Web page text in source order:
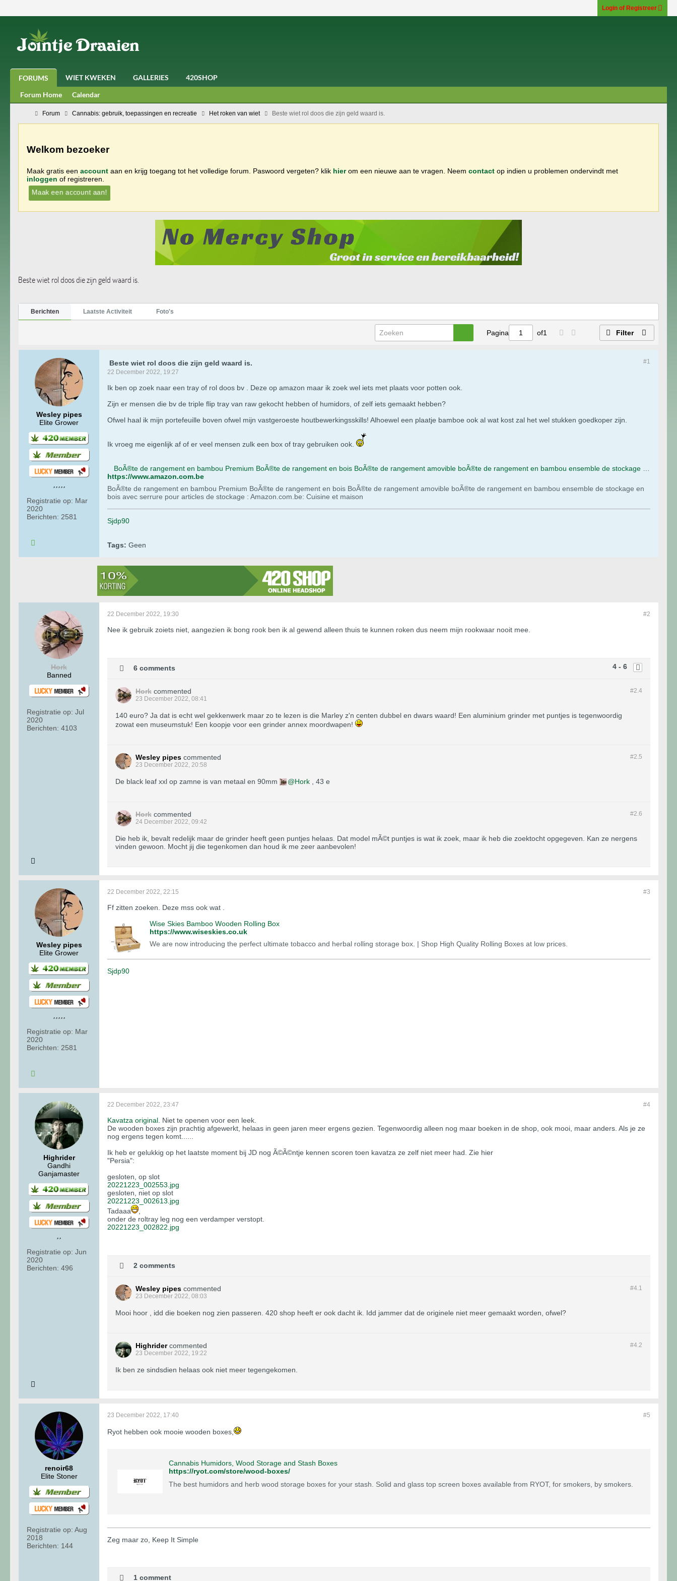
Login of Registreer
FORUMS WIET KWEKEN GALLERIES
420SHOP
Forum Home
Calendar
Forum Cannabis: gebruik, toepassingen en recreatie Het roken van wiet Beste wiet rol doos die zijn geld waard is.
Welkom bezoeker
Maak gratis een account aan en krijg toegang tot het volledige forum. Paswoord vergeten? klik hierom een nieuwe aan te vragen. Neem contact op indien u problemen ondervindt met
inloggen of registreren.
Maak een account aan!
Beste wiet rol doos die zijn geld waard is.
Berichten Laatste Activiteit Foto's
Pagina of1 Filter
Wesley pipes
Elite Grower
Registratie op: Mar
2020
Berichten: 2581
#1
Beste wiet rol doos die zijn geld waard is.
22 December 2022, 19:27
Ik ben op zoek naar een tray of rol doos bv . Deze op amazon maar ik zoek wel iets met plaats voor potten ook.
Zijn er mensen die bv de triple flip tray van raw gekocht hebben of humidors, of zelf iets gemaakt hebben?
Ofwel haal ik mijn portefeuille boven ofwel mijn vastgeroeste houtbewerkingsskills! Alhoewel een plaatje bamboe ook al wat kost zal het wel stukken goedkoper zijn.
Ik vroeg me eigenlijk af of er veel mensen zulk een box of tray gebruiken ook.
https://www.amazon.com.be
BoÃ®te de rangement en bambou Premium BoÃ®te de rangement en bois BoÃ®te de rangement amovible boÃ®te de rangement en bambou ensemble de stockage en
bois avec serrure pour articles de stockage : Amazon.com.be: Cuisine et maison
Sjdp90
Tags: Geen
Hork
Banned
Registratie op: Jul
2020
Berichten: 4103
#2
22 December 2022, 19:30
Nee ik gebruik zoiets niet, aangezien ik bong rook ben ik al gewend alleen thuis te kunnen roken dus neem mijn rookwaar nooit mee.
4 - 6
6 comments
#2.4
Hork commented
23 December 2022, 08:41
140 euro? Ja dat is echt wel gekkenwerk maar zo te lezen is die Marley z'n centen dubbel en dwars waard! Een aluminium grinder met puntjes is tegenwoordig
zowat een museumstuk! Een koopje voor een grinder annex moordwapen!
#2.5
Wesley pipes commented
23 December 2022, 20:58
De black leaf xxl op zamne is van metaal en 90mm Hork , 43 e
#2.6
Hork commented
24 December 2022, 09:42
Die heb ik, bevalt redelijk maar de grinder heeft geen puntjes helaas. Dat model mÃ©t puntjes is wat ik zoek, maar ik heb die zoektocht opgegeven. Kan ze nergens
vinden gewoon. Mocht jij die tegenkomen dan houd ik me zeer aanbevolen!
Wesley pipes
Elite Grower
Registratie op: Mar
2020
Berichten: 2581
#3
22 December 2022, 22:15
Ff zitten zoeken. Deze mss ook wat .
Wise Skies Bamboo Wooden Rolling Box
https://www.wiseskies.co.uk
We are now introducing the perfect ultimate tobacco and herbal rolling storage box. | Shop High Quality Rolling Boxes at low prices.
Sjdp90
Highrider
Gandhi
Ganjamaster
Registratie op: Jun
2020
Berichten: 496
#4
22 December 2022, 23:47
Kavatza original. Niet te openen voor een leek.
De wooden boxes zijn prachtig afgewerkt, helaas in geen jaren meer ergens gezien. Tegenwoordig alleen nog maar boeken in de shop, ook mooi, maar anders. Als je ze
nog ergens tegen komt......
Ik heb er gelukkig op het laatste moment bij JD nog Ã©Ã©ntje kennen scoren toen kavatza ze zelf niet meer had. Zie hier
"Persia":
gesloten, op slot
20221223_002553.jpg
gesloten, niet op slot
20221223_002613.jpg
Tadaaa
onder de roltray leg nog een verdamper verstopt.
20221223_002822.jpg
2 comments
#4.1
Wesley pipes commented
23 December 2022, 08:03
Mooi hoor , idd die boeken nog zien passeren. 420 shop heeft er ook dacht ik. Idd jammer dat de originele niet meer gemaakt worden, ofwel?
#4.2
Highrider commented
23 December 2022, 19:22
Ik ben ze sindsdien helaas ook niet meer tegengekomen.
renoir68
Elite Stoner
Registratie op: Aug
2018
Berichten: 144
#5
23 December 2022, 17:40
Ryot hebben ook mooie wooden boxes,
Cannabis Humidors, Wood Storage and Stash Boxes
https://ryot.com/store/wood-boxes/
The best humidors and herb wood storage boxes for your stash. Solid and glass top screen boxes available from RYOT, for smokers, by smokers.
Zeg maar zo, Keep It Simple
1 comment